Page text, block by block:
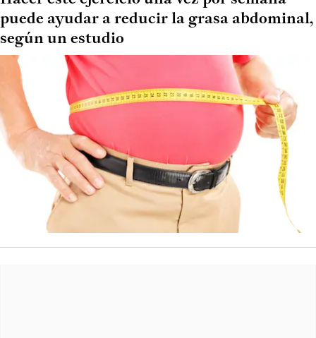
puede ayudar a reducir la grasa abdominal,
según un estudio